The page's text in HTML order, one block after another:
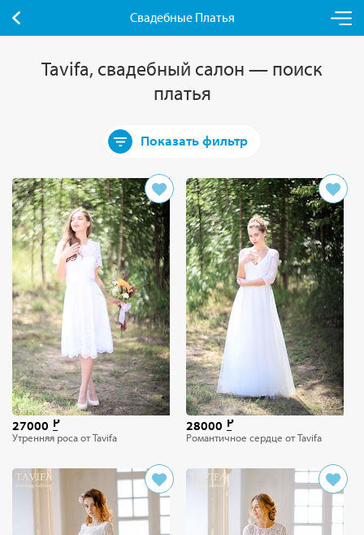
Свадебные Платья
Tavifa, свадебный салон — поиск
платья
Показать фильтр
27000
Утренняя роса от Tavifa
28000
Романтичное сердце от Tavifa